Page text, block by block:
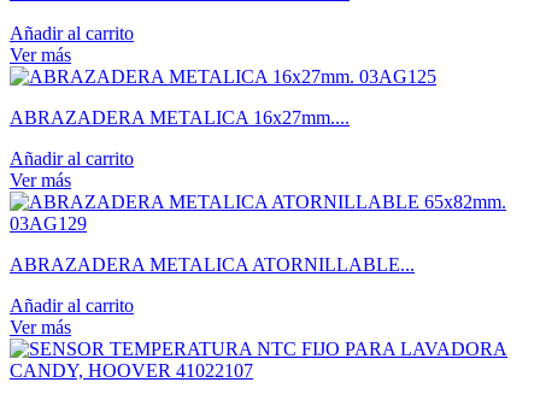
Añadir al carrito
Ver más
ABRAZADERA METALICA 16x27mm....
Añadir al carrito
Ver más
ABRAZADERA METALICA ATORNILLABLE...
Añadir al carrito
Ver más